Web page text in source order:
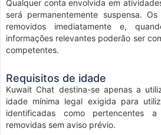
Qualquer conta envolvida em
será permanentemente suspensa.
removidos imediatamente e,
informações relevantes poderão ser
competentes.
Requisitos de idade
Kuwait Chat destina-se apenas a
idade mínima legal exigida para
identificadas como pertencentes
removidas sem aviso prévio.